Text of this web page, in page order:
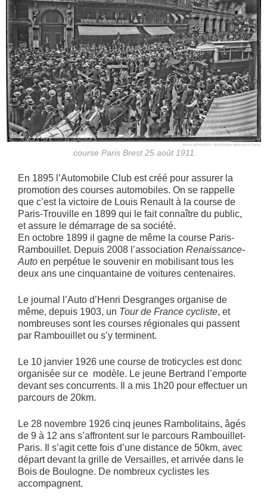
course Paris Brest 25 août 1911
En 1895 l’Automobile Club est créé pour assurer la
promotion des courses automobiles. On se rappelle
que c’est la victoire de Louis Renault à la course de
Paris-Trouville en 1899 qui le fait connaître du public,
et assure le démarrage de sa société.
En octobre 1899 il gagne de même la course Paris-
Rambouillet. Depuis 2008 l’association Renaissance-
Auto en perpétue le souvenir en mobilisant tous les
deux ans une cinquantaine de voitures centenaires.
Le journal l’Auto d’Henri Desgranges organise de
même, depuis 1903, un Tour de France cycliste, et
nombreuses sont les courses régionales qui passent
par Rambouillet ou s’y terminent.
Le 10 janvier 1926 une course de troticycles est donc
organisée sur ce modèle. Le jeune Bertrand l’emporte
devant ses concurrents. Il a mis 1h20 pour effectuer un
parcours de 20km.
Le 28 novembre 1926 cinq jeunes Rambolitains, âgés
de 9 à 12 ans s’affrontent sur le parcours Rambouillet-
Paris. Il s’agit cette fois d’une distance de 50km, avec
départ devant la grille de Versailles, et arrivée dans le
Bois de Boulogne. De nombreux cyclistes les
accompagnent.